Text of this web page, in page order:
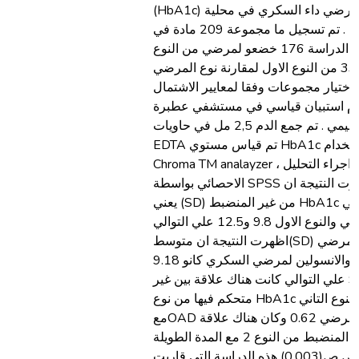
(HbA1c) بين مرضي داء السكري في محلية
عطبرة . تم تسجيل ما مجموعة 209 مادة في
هذه الدراسة 176 خضعو لمرضي من النوع
التاني و33 من النوع الاول لمقارنة نوع المرضي
تم اختيار مجموعات وفقا لمعايير الاشتمال
استبيان قياسي في مستشفي عطبرة
التعليمي . تم جمع الدم 2,5 مل في حاويات
EDTA تم قياس مستوي HbA1c باستخدام
Chroma TM analayzer ، تم اجراء التحليل
الاحصائي بواسطة SPSS واظهرت النتيجة ان
يعني (SD) من غير المنضبط HbA1c لمرضي
النوع التاني والنوع الاول 9.8 و12.5 علي التوالي
اظهرت النتيجة ان متوسط(SD) للعلاج للمرضي
بالفم والانسولين لمرضي السكري كانو 9.18
و9.7 علي التوالي كانت هناك علاقة بين غير
متحكم فيها من نوع HbA1c من النوع التاني
معOAD من المرضي 0.62 وكان هناك علاقة
بين غير المنضبط من النوع 2 مع المدة الطويلة